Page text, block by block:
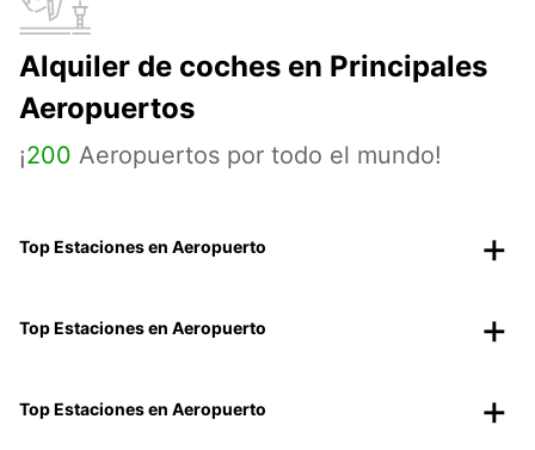
Alquiler de coches en Principales
Aeropuertos
¡200 Aeropuertos por todo el mundo!
Top Estaciones en Aeropuerto
Top Estaciones en Aeropuerto
Top Estaciones en Aeropuerto